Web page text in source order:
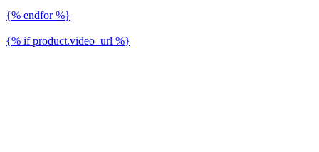
{% endfor %}
{% if product.video_url %}